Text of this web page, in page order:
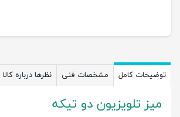
توضیحات کامل مشخصات فنی نظرها درباره کالا
میز تلویزیون دو تیکه